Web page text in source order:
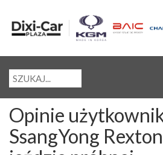
Opinie
SsangYong